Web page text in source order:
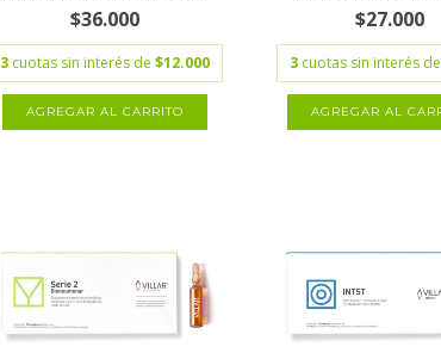
$36.000
3 cuotas sin interés de $12.000
$27.000
3 cuotas sin interés de